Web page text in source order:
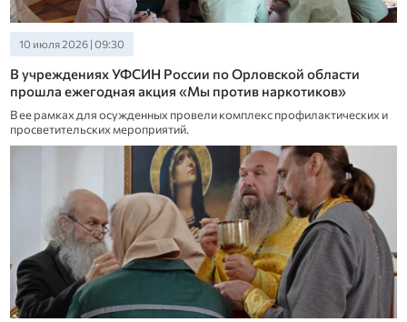
10 июля 2026 | 09:30
В учреждениях УФСИН России по Орловской области
прошла ежегодная акция «Мы против наркотиков»
В ее рамках для осужденных провели комплекс профилактических и
просветительских мероприятий.